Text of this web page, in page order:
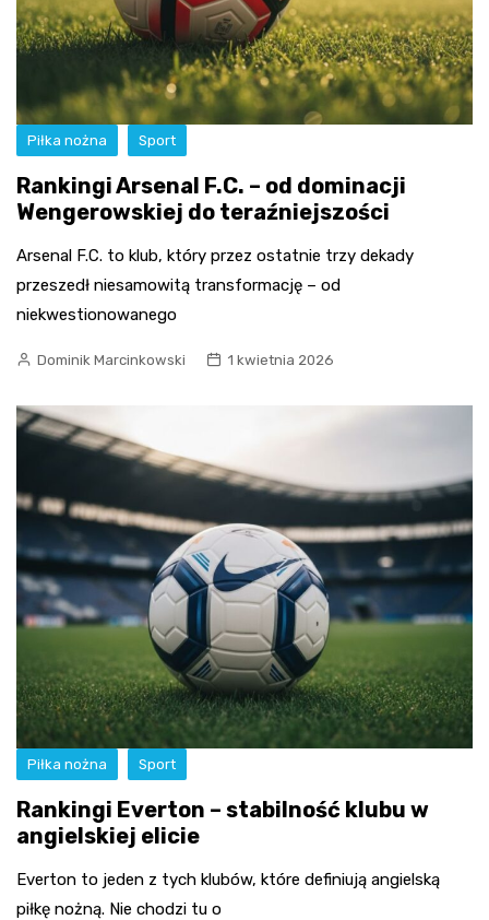
Piłka nożna Sport
Rankingi Arsenal F.C. – od dominacji
Wengerowskiej do teraźniejszości
Arsenal F.C. to klub, który przez ostatnie trzy dekady
przeszedł niesamowitą transformację – od
niekwestionowanego
Dominik Marcinkowski 1 kwietnia 2026
Piłka nożna Sport
Rankingi Everton – stabilność klubu w
angielskiej elicie
Everton to jeden z tych klubów, które definiują angielską
piłkę nożną. Nie chodzi tu o